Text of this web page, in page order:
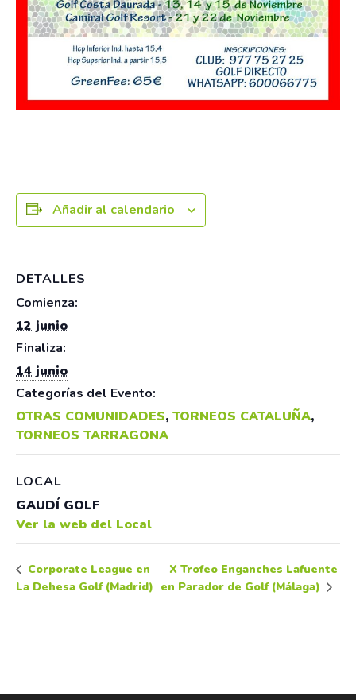
Añadir al calendario
DETALLES
Comienza:
12 junio
Finaliza:
14 junio
Categorías del Evento:
OTRAS COMUNIDADES, TORNEOS CATALUÑA,
TORNEOS TARRAGONA
LOCAL
GAUDÍ GOLF
Ver la web del Local
Corporate League en
La Dehesa Golf (Madrid)
X Trofeo Enganches Lafuente
en Parador de Golf (Málaga)